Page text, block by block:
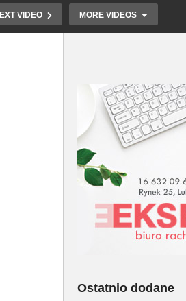
VIDEO MORE VIDEOS
Co w Podkarpackim
Sejmiku
Ostatnio dodane